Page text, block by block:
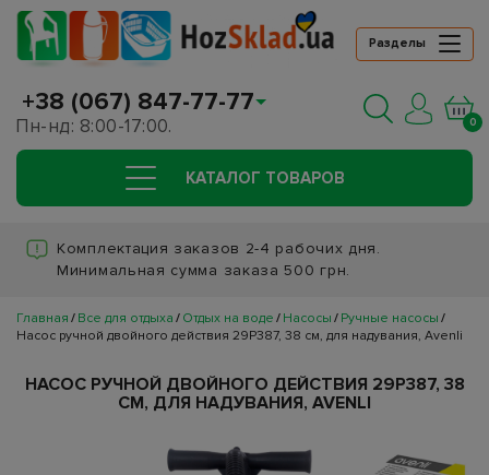
Разделы
+38 (067) 847-77-77
Пн-нд: 8:00-17:00. 0
КАТАЛОГ ТОВАРОВ
Комплектация заказов 2-4 рабочих дня.
Минимальная сумма заказа 500 грн.
Главная Все для отдыха Отдых на воде Насосы
Ручные насосы
Насос ручной двойного действия 29P387, 38 см, для надувания, Avenli
НАСОС РУЧНОЙ ДВОЙНОГО ДЕЙСТВИЯ 29P387, 38
СМ, ДЛЯ НАДУВАНИЯ, AVENLI